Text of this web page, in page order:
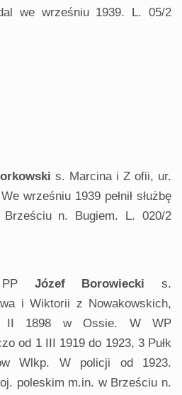
we wrześniu 1939. L. 05/2
s. Marcina i Z ofii, ur.
wrześniu 1939 pełnił służbę
n. Bugiem. L. 020/2
PP Józef Borowiecki s.
i Wiktorii z Nowakowskich,
II 1898 w Ossie. W WP
od 1 III 1919 do 1923, 3 Pułk
Wlkp. W policji od 1923.
poleskim m.in. w Brześciu n.